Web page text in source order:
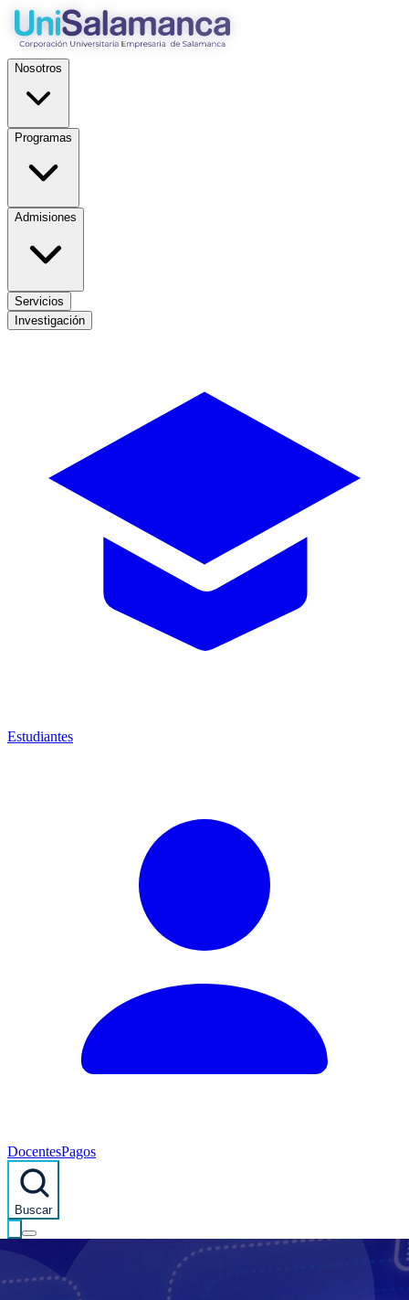
Nosotros
Programas
Admisiones
Servicios
Investigación
Estudiantes
DocentesPagos
Buscar